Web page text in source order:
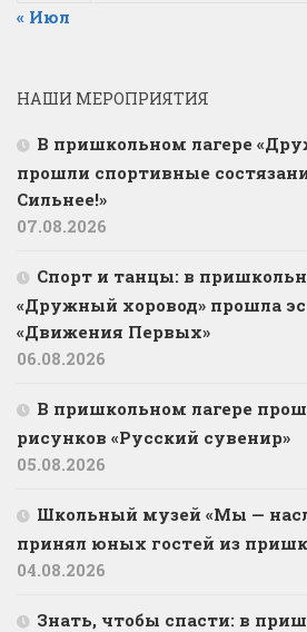
« Июл
НАШИ МЕРОПРИЯТИЯ
В пришкольном лагере
прошли спортивные
Сильнее!»
07.08.2026
Спорт и танцы: в
«Дружный хоровод» прошла
«Движения Первых»
06.08.2026
В пришкольном лагере
рисунков «Русский сувенир»
05.08.2026
Школьный музей «Мы —
принял юных гостей из
04.08.2026
Знать, чтобы спасти: в